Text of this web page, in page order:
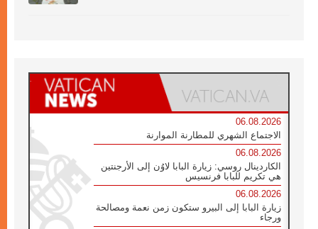
06.08.2026
الاجتماع الشهري للمطارنة الموارنة
06.08.2026
الكاردينال روسي: زيارة البابا لاوُن إلى الأرجنتين
هي تكريم للبابا فرنسيس
06.08.2026
زيارة البابا إلى البيرو ستكون زمن نعمة ومصالحة
ورجاء